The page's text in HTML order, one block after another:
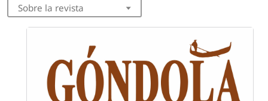
Sobre la revista